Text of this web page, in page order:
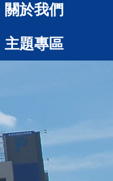
關於我們
主題專區